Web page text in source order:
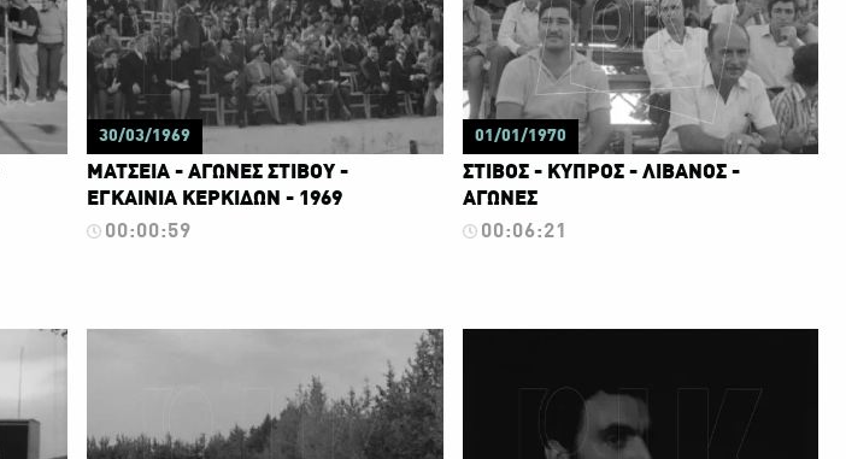
30/03/1969
ΜΑΤΣΕΙΑ - ΑΓΩΝΕΣ ΣΤΙΒΟΥ -
ΕΓΚΑΙΝΙΑ ΚΕΡΚΙΔΩΝ - 1969
00:00:59
01/01/1970
ΣΤΙΒΟΣ - ΚΥΠΡΟΣ - ΛΙΒΑΝΟΣ -
ΑΓΩΝΕΣ
00:06:21